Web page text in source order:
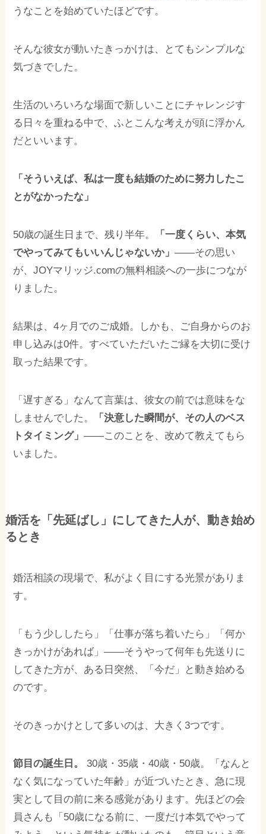
うなことを始めていたほどです。
そんな彼女が動いたきっかけは、とてもシンプルな
気づきでした。
生活のいろいろな場面で新しいことにチャレンジす
る日々を重ねる中で、ふとこんな考えが頭に浮かん
だといいます。
「そういえば、私は一度も結婚のために努力したこ
とがなかったな」
50歳の誕生日まで、残り半年。
「一度くらい、本気
でやってみてもいいんじゃないか」——その思い
が、JOYマリッジ.comの無料相談への一歩につなが
りました。
結果は、4ヶ月でのご成婚。しかも、ご自身からのお
申し込みは0件。すべていただいたご縁を大切に受け
取った結果です。
「遅すぎる」なんて言葉は、彼女の前では意味をな
しませんでした。
「決意した瞬間が、その人のベス
トタイミング」——このことを、改めて教えてもら
いました。
婚活を「先延ばし」にしてきた人が、動き始め
るとき
婚活相談の現場で、私がよく目にする光景がありま
す。
「もう少ししたら」「仕事が落ち着いたら」「何か
きっかけがあれば」——そうやって何年も先送りに
してきた方が、ある日突然、「今だ」と動き始める
のです。
そのきっかけとして多いのは、大きく3つです。
節目の誕生日。
30歳・35歳・40歳・50歳。「なんと
なく気になっていた年齢」が近づいたとき、急に現
実として目の前に来る感覚があります。先ほどの会
員さんも「50歳になる前に、一度だけ本気でやって